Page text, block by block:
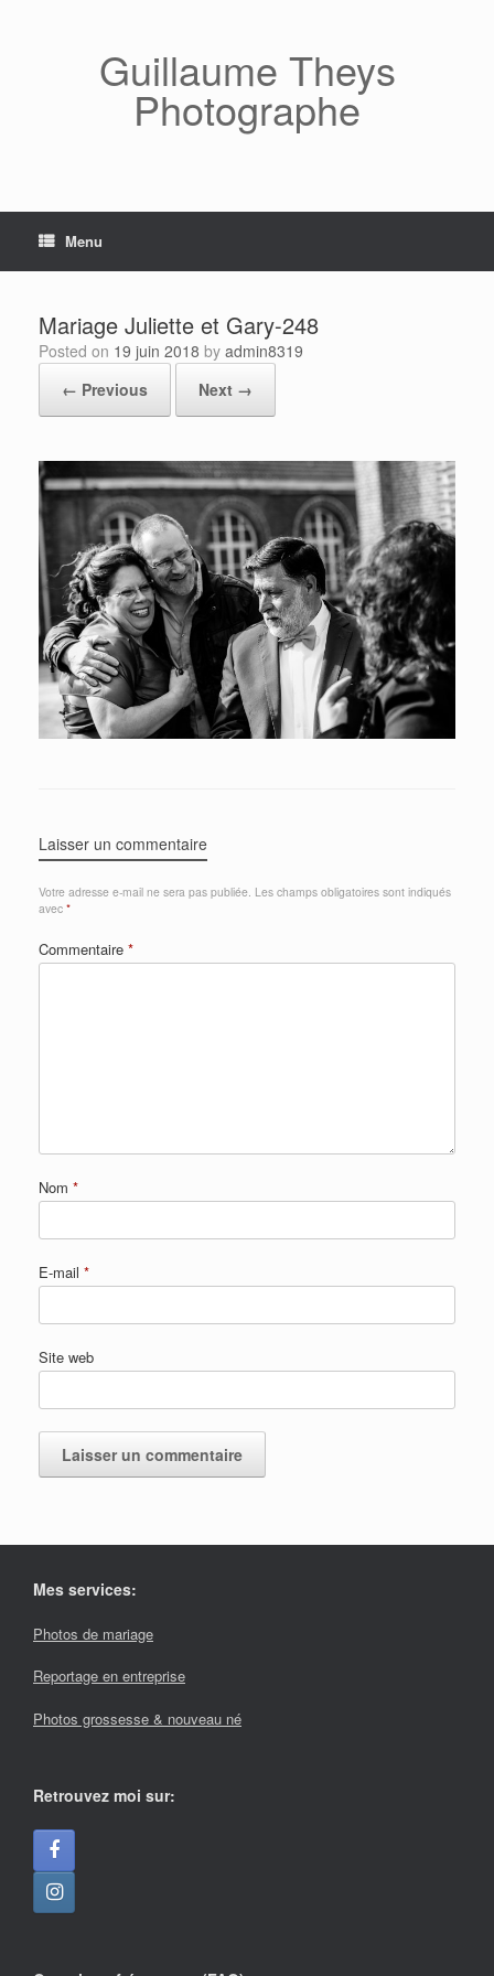
Guillaume Theys
Photographe
Menu
Mariage Juliette et Gary-248
Posted on 19 juin 2018 by admin8319
← Previous
Next →
Laisser un commentaire
Votre adresse e-mail ne sera pas publiée. Les champs obligatoires sont indiqués
avec *
Commentaire *
Nom *
E-mail *
Site web
Mes services:
Photos de mariage
Reportage en entreprise
Photos grossesse & nouveau né
Retrouvez moi sur: